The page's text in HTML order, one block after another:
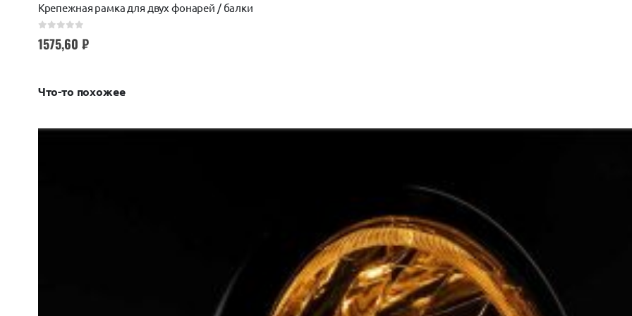
Крепежная рамка для двух фонарей / балки
1575,60 ₽
Что-то похожее